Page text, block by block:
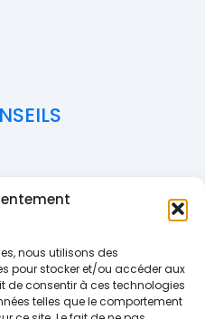
nous utilisons des
pour stocker et/ou accéder aux
de consentir à ces technologies
telles que le comportement